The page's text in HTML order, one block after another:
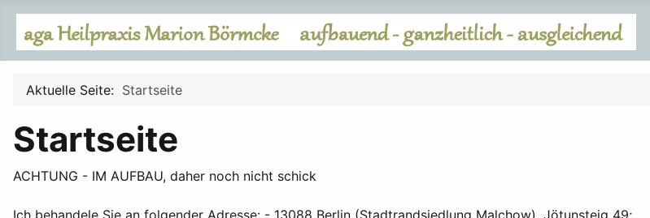
Aktuelle Seite: Startseite
Startseite
ACHTUNG - IM AUFBAU, daher noch nicht schick
Ich behandele Sie an folgender Adresse: - 13088 Berlin (Stadtrandsiedlung Malchow), Jötunsteig 49;